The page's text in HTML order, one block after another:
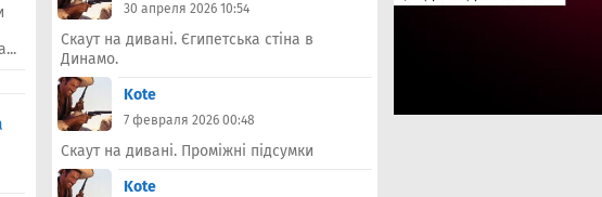
30 апреля 2026 10:54
Скаут на дивані. Єгипетська стіна в
Динамо.
Kote
7 февраля 2026 00:48
Скаут на дивані. Проміжні підсумки
Kote